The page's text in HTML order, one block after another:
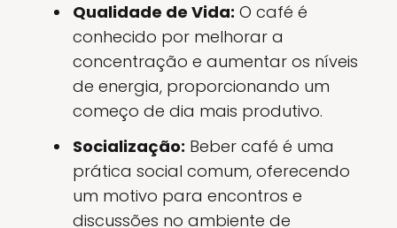
Qualidade de Vida: O café é
conhecido por melhorar a
concentração e aumentar os níveis
de energia, proporcionando um
começo de dia mais produtivo.
Socialização: Beber café é uma
prática social comum, oferecendo
um motivo para encontros e
discussões no ambiente de